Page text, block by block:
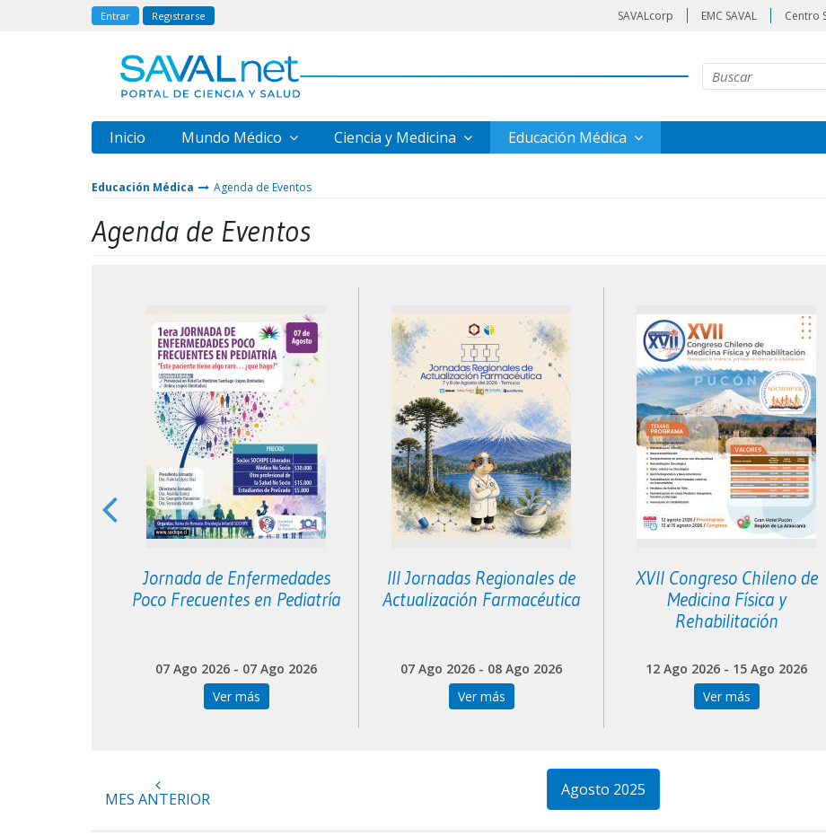
Entrar Registrarse SAVALcorp EMC SAVAL Centro
Inicio Mundo Médico Ciencia y Medicina Educación Médica
Educación Médica Agenda de Eventos
Agenda de Eventos
Jornada de Enfermedades
Poco Frecuentes en Pediatría
07 Ago 2026 - 07 Ago 2026
Ver más
III Jornadas Regionales de
Actualización Farmacéutica
07 Ago 2026 - 08 Ago 2026
Ver más
XVII Congreso Chileno de
Medicina Física y
Rehabilitación
12 Ago 2026 - 15 Ago 2026
Ver más
MES ANTERIOR Agosto 2025